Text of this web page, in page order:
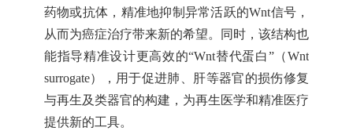
药物或抗体，精准地抑制异常活跃的Wnt信号，
从而为癌症治疗带来新的希望。同时，该结构也
能指导精准设计更高效的“Wnt替代蛋白”（Wnt
surrogate），用于促进肺、肝等器官的损伤修复
与再生及类器官的构建，为再生医学和精准医疗
提供新的工具。